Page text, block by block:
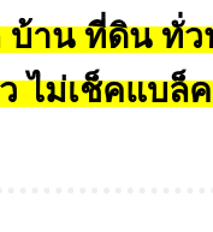
าน ที่ดิน ทั่ว
ว ไม่เช็คแบล็